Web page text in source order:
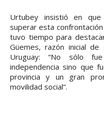
Urtubey insistió en que
superar esta
tuvo tiempo para
Güemes, razón inicial
Uruguay: “No sólo
independencia sino que
provincia y un gran
movilidad social”.